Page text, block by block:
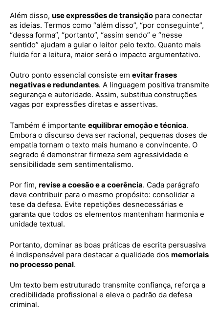
Além disso, use expressões de transição para conectar
as ideias. Termos como “além disso”, “por conseguinte”,
“dessa forma”, “portanto”, “assim sendo” e “nesse
sentido” ajudam a guiar o leitor pelo texto. Quanto mais
fluida for a leitura, maior será o impacto argumentativo.
Outro ponto essencial consiste em evitar frases
negativas e redundantes. A linguagem positiva transmite
segurança e autoridade. Assim, substitua construções
vagas por expressões diretas e assertivas.
Também é importante equilibrar emoção e técnica.
Embora o discurso deva ser racional, pequenas doses de
empatia tornam o texto mais humano e convincente. O
segredo é demonstrar firmeza sem agressividade e
sensibilidade sem sentimentalismo.
Por fim, revise a coesão e a coerência. Cada parágrafo
deve contribuir para o mesmo propósito: consolidar a
tese da defesa. Evite repetições desnecessárias e
garanta que todos os elementos mantenham harmonia e
unidade textual.
Portanto, dominar as boas práticas de escrita persuasiva
é indispensável para destacar a qualidade dos memoriais
no processo penal.
Um texto bem estruturado transmite confiança, reforça a
credibilidade profissional e eleva o padrão da defesa
criminal.